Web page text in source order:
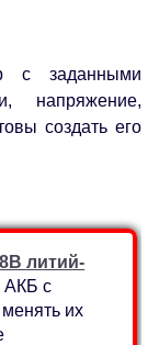
с заданными
напряжение,
создать его
литий-
АКБ с
их